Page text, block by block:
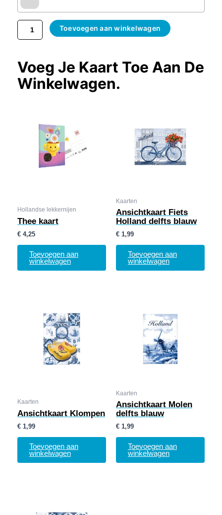
Toevoegen aan winkelwagen
Voeg Je Kaart Toe Aan De
Winkelwagen.
Hollandse lekkernijen
Thee kaart
€ 4,25
Toevoegen aan
winkelwagen
Kaarten
Ansichtkaart Fiets
Holland delfts blauw
€ 1,99
Toevoegen aan
winkelwagen
Kaarten
Ansichtkaart Klompen
€ 1,99
Toevoegen aan
winkelwagen
Kaarten
Ansichtkaart Molen
delfts blauw
€ 1,99
Toevoegen aan
winkelwagen